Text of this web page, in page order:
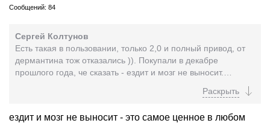
Сообщений: 84
Сергей Колтунов
Есть такая в пользовании, только 2,0 и полный привод, от
дермантина тож отказались )). Покупали в декабре
прошлого года, че сказать - ездит и мозг не выносит.
ездит и мозг не выносит - это самое ценное в любом